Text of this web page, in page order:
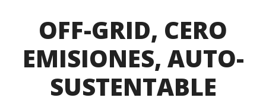
OFF-GRID, CERO
EMISIONES, AUTO-
SUSTENTABLE